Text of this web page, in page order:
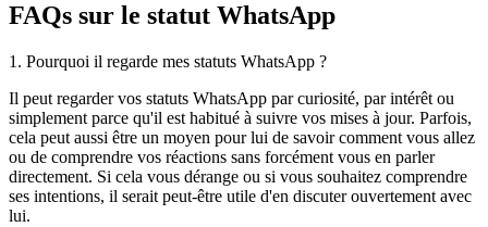
FAQs sur le statut WhatsApp
1. Pourquoi il regarde mes statuts WhatsApp ?
Il peut regarder vos statuts WhatsApp par curiosité, par intérêt ou
simplement parce qu'il est habitué à suivre vos mises à jour. Parfois,
cela peut aussi être un moyen pour lui de savoir comment vous allez
ou de comprendre vos réactions sans forcément vous en parler
directement. Si cela vous dérange ou si vous souhaitez comprendre
ses intentions, il serait peut-être utile d'en discuter ouvertement avec
lui.